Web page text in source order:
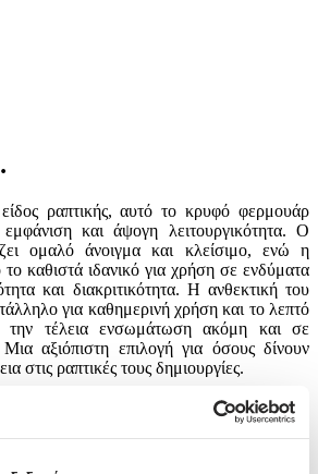
ραπτικής, αυτό το κρυφό φερμουάρ
εμφάνιση και άψογη λειτουργικότητα. Ο
ομαλό άνοιγμα και κλείσιμο, ενώ η
καθιστά ιδανικό για χρήση σε ενδύματα
και διακριτικότητα. Η ανθεκτική του
για καθημερινή χρήση και το λεπτό
την τέλεια ενσωμάτωση ακόμη και σε
αξιόπιστη επιλογή για όσους δίνουν
στις ραπτικές τους δημιουργίες.